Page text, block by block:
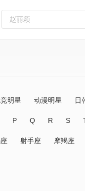
明星 动漫明星 日
P Q R S
射手座 摩羯座